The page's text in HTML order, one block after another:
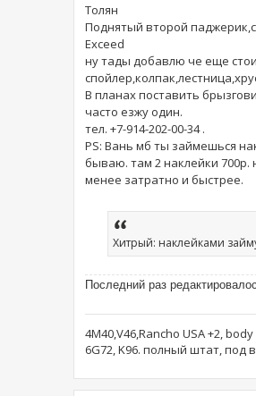
Толян
Поднятый второй
Exceed
ну тады добавлю че еще
В планах поставить
часто езжу один.
тел. +7-914-202-00-34 .
PS: Вань мб ты займешься
бываю. там 2 наклейки 700р.
менее затратно и быстрее.
Хитрый: наклейками
Последний раз
4М40,V46,Rancho USA +2,
6G72, K96. полный штат, под